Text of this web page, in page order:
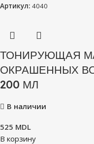
Артикул: 4040
ТОНИРУЮЩАЯ
ОКРАШЕННЫХ
200 МЛ
В наличии
525 MDL
В корзину